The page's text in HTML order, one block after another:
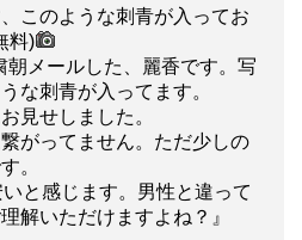
このような刺青が入ってお
料)
朝メールした、麗香です。写
な刺青が入ってます。
見せしました。
がってません。ただ少しの
。
と感じます。男性と違って
解いただけますよね？』